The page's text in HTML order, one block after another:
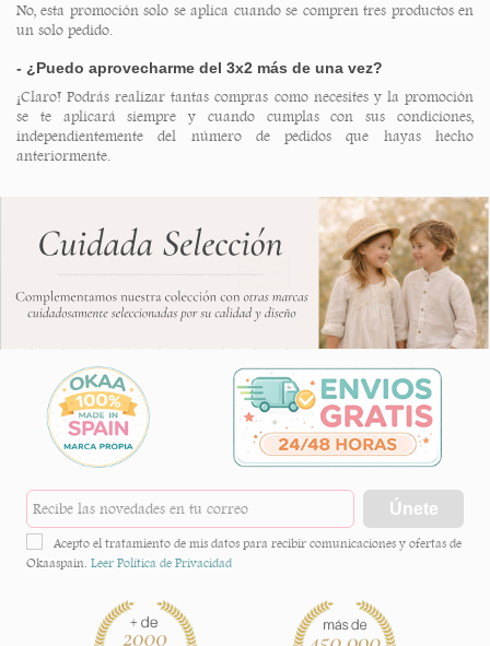
No, esta promoción solo se aplica cuando se compren tres productos en
un solo pedido.
- ¿Puedo aprovecharme del 3x2 más de una vez?
¡Claro! Podrás realizar tantas compras como necesites y la promoción
se te aplicará siempre y cuando cumplas con sus condiciones,
independientemente del número de pedidos que hayas hecho
anteriormente.
Únete
Acepto el tratamiento de mis datos para recibir comunicaciones y ofertas de
Okaaspain. Leer Política de Privacidad